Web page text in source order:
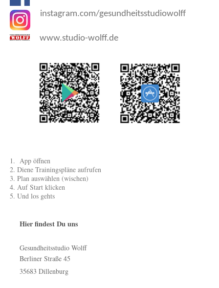
instagram.com/gesundheitsstudiowolff
www.studio-wolff.de
1. App öffnen
2. Diene Trainingspläne aufrufen
3. Plan auswählen (wischen)
4. Auf Start klicken
5. Und los gehts
Hier findest Du uns
Gesundheitsstudio Wolff
Berliner Straße 45
35683 Dillenburg